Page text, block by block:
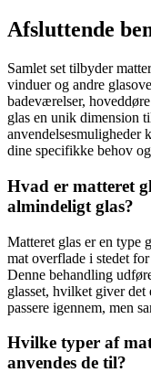
Afsluttende
Samlet set tilbyder
vinduer og andre
badeværelser,
glas en unik dimension
anvendelsesmuligheder
dine specifikke behov
Hvad er matteret
almindeligt glas?
Matteret glas er en type
mat overflade i stedet
Denne behandling
glasset, hvilket giver
passere igennem, men
Hvilke typer af
anvendes de til?